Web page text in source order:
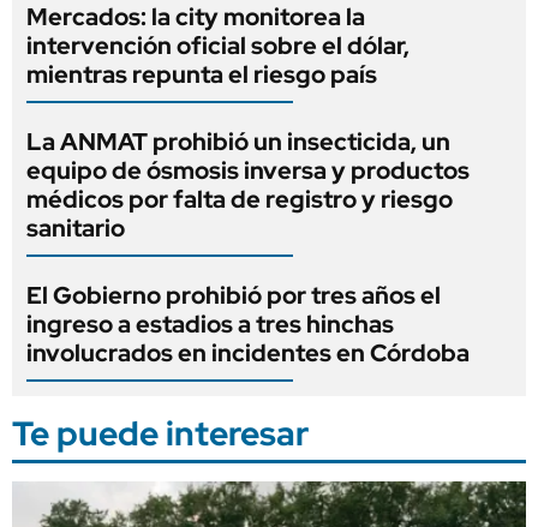
Mercados: la city monitorea la
intervención oficial sobre el dólar,
mientras repunta el riesgo país
La ANMAT prohibió un insecticida, un
equipo de ósmosis inversa y productos
médicos por falta de registro y riesgo
sanitario
El Gobierno prohibió por tres años el
ingreso a estadios a tres hinchas
involucrados en incidentes en Córdoba
Te puede interesar